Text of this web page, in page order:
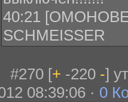
40:21
SCHMEISSER
[+ -220 -]
08:39:06 · 0